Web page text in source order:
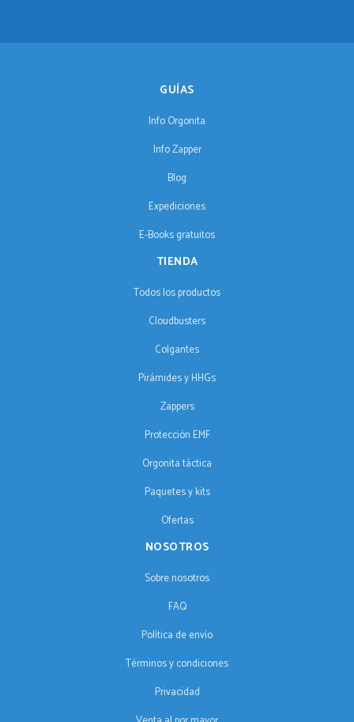
GUÍAS
Info Orgonita
Info Zapper
Blog
Expediciones
E-Books gratuitos
TIENDA
Todos los productos
Cloudbusters
Colgantes
Pirámides y HHGs
Zappers
Protección EMF
Orgonita táctica
Paquetes y kits
Ofertas
NOSOTROS
Sobre nosotros
FAQ
Política de envío
Términos y condiciones
Privacidad